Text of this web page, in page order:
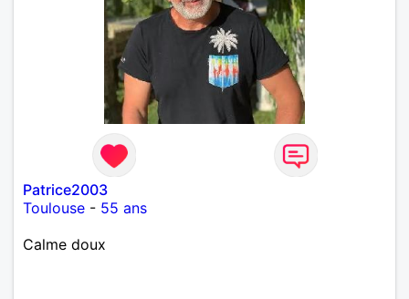
Patrice2003
Toulouse - 55 ans
Calme doux